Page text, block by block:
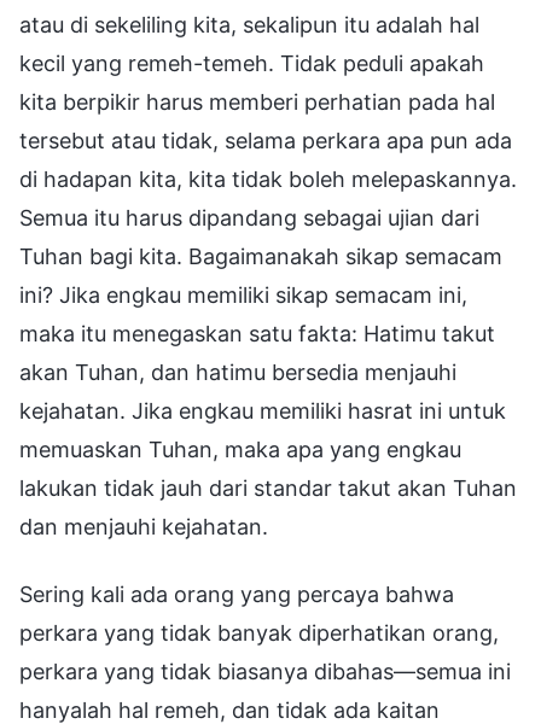
atau di sekeliling kita, sekalipun itu adalah hal
kecil yang remeh-temeh. Tidak peduli apakah
kita berpikir harus memberi perhatian pada hal
tersebut atau tidak, selama perkara apa pun ada
di hadapan kita, kita tidak boleh melepaskannya.
Semua itu harus dipandang sebagai ujian dari
Tuhan bagi kita. Bagaimanakah sikap semacam
ini? Jika engkau memiliki sikap semacam ini,
maka itu menegaskan satu fakta: Hatimu takut
akan Tuhan, dan hatimu bersedia menjauhi
kejahatan. Jika engkau memiliki hasrat ini untuk
memuaskan Tuhan, maka apa yang engkau
lakukan tidak jauh dari standar takut akan Tuhan
dan menjauhi kejahatan.
Sering kali ada orang yang percaya bahwa
perkara yang tidak banyak diperhatikan orang,
perkara yang tidak biasanya dibahas—semua ini
hanyalah hal remeh, dan tidak ada kaitan